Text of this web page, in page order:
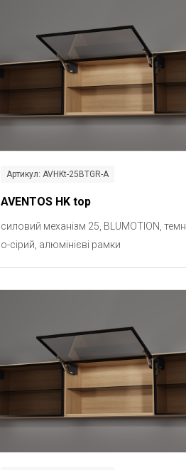
Артикул: AVHKt-25BTGR-A
AVENTOS HK top
силовий механізм 25, BLUMOTION, темн
о-сірий, алюмінієві рамки